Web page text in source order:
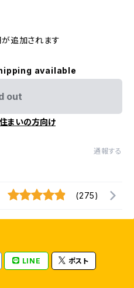
追加されます
available
out
まいの方向け
通報する
(275)
LINE ポスト